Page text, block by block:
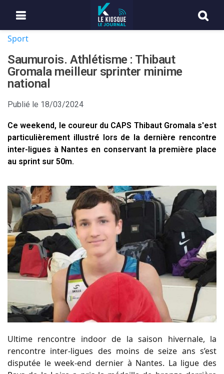
Sport
Saumurois. Athlétisme : Thibaut
Gromala meilleur sprinter minime
national
Publié le 18/03/2024
Ce weekend, le coureur du CAPS Thibaut Gromala s'est
particulièrement illustré lors de la dernière rencontre
inter-ligues à Nantes en conservant la première place
au sprint sur 50m.
Ultime rencontre indoor de la saison hivernale, la
rencontre inter-ligues des moins de seize ans s’est
disputée le week-end dernier à Nantes. La ligue des